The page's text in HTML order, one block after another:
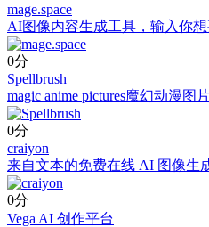
mage.space
AI图像内容生成工具，输入你想
0分
Spellbrush
magic anime pictures魔幻动漫图
0分
craiyon
来自文本的免费在线 AI 图像生
0分
Vega AI 创作平台